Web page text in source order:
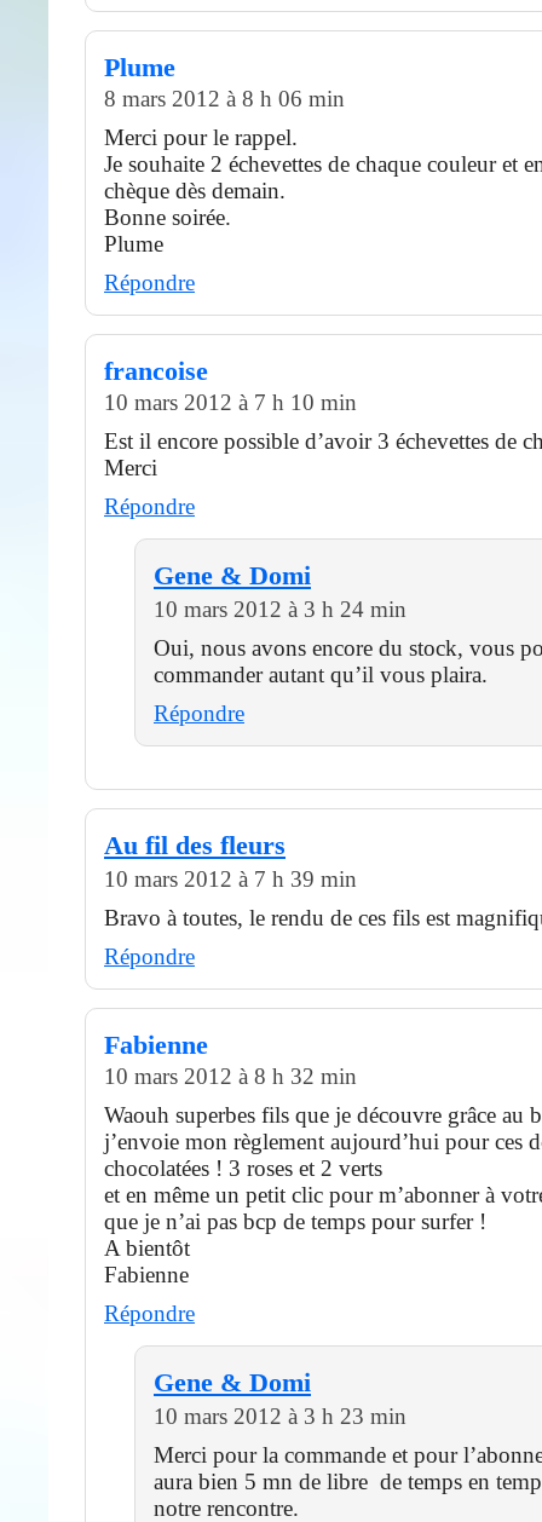
Plume
8 mars 2012 à 8 h 06 min
Merci pour le rappel.
Je souhaite 2 échevettes de chaque couleur et
chèque dès demain.
Bonne soirée.
Plume
Répondre
francoise
10 mars 2012 à 7 h 10 min
Est il encore possible d’avoir 3 échevettes de
Merci
Répondre
Gene & Domi
10 mars 2012 à 3 h 24 min
Oui, nous avons encore du stock, vous
commander autant qu’il vous plaira.
Répondre
Au fil des fleurs
10 mars 2012 à 7 h 39 min
Bravo à toutes, le rendu de ces fils est
Répondre
Fabienne
10 mars 2012 à 8 h 32 min
Waouh superbes fils que je découvre grâce au
j’envoie mon règlement aujourd’hui pour ces
chocolatées ! 3 roses et 2 verts
et en même un petit clic pour m’abonner à
que je n’ai pas bcp de temps pour surfer !
A bientôt
Fabienne
Répondre
Gene & Domi
10 mars 2012 à 3 h 23 min
Merci pour la commande et pour
aura bien 5 mn de libre de temps en
notre rencontre.